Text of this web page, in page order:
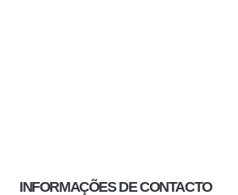
INFORMAÇÕES DE CONTACTO